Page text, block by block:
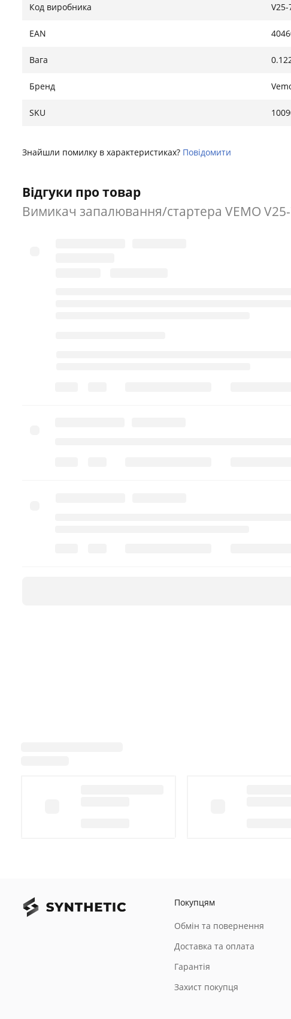
Код виробника
EAN
Вага
Бренд
SKU
Знайшли помилку в характеристиках? Повідомити
Відгуки про товар
Вимикач запалювання/стартера VEMO
Покупцям
Обмін та повернення
Доставка та оплата
Гарантія
Захист покупця